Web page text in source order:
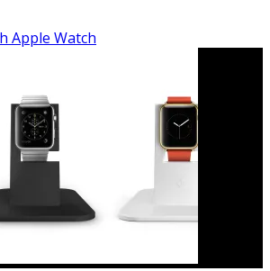
Apple Watch